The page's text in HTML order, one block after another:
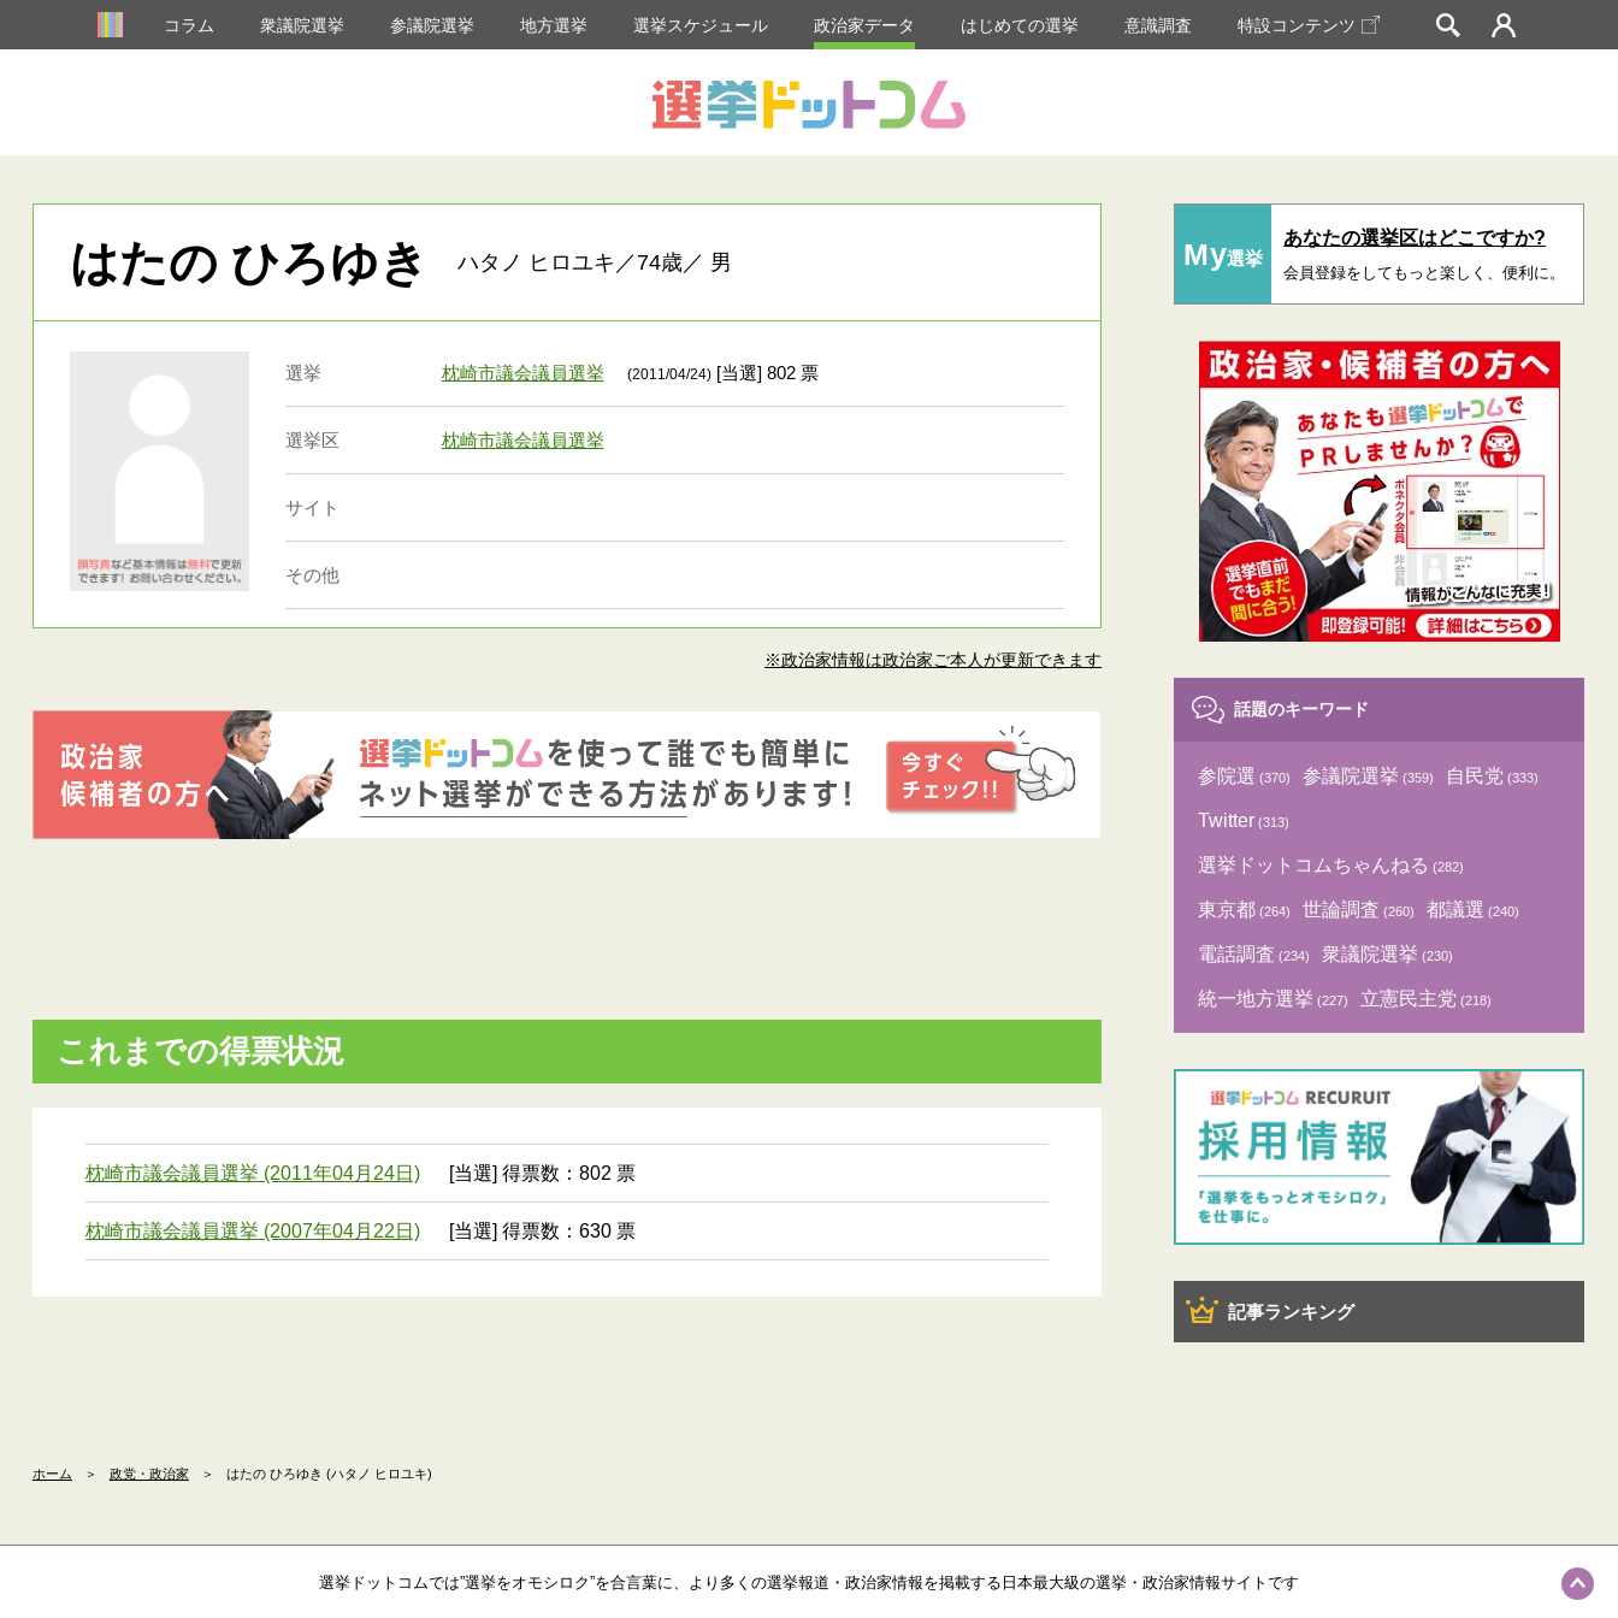
コラム 衆議院選挙 参議院選挙 地方選挙 選挙スケジュール 政治家データ はじめての選挙 意識調査 特設コンテンツ
はたの ひろゆき ハタノ ヒロユキ／74歳／ 男
選挙 枕崎市議会議員選挙 (2011/04/24)[当選] 802 票
選挙区 枕崎市議会議員選挙
サイト
その他
※政治家情報は政治家ご本人が更新できます
これまでの得票状況
枕崎市議会議員選挙 (2011年04月24日) [当選] 得票数：802 票
枕崎市議会議員選挙 (2007年04月22日) [当選] 得票数：630 票
My選挙
あなたの選挙区はどこですか?
会員登録をしてもっと楽しく、便利に。
話題のキーワード
参院選 (370) 参議院選挙 (359) 自民党 (333)
Twitter (313)
選挙ドットコムちゃんねる (282)
東京都 (264) 世論調査 (260) 都議選 (240)
電話調査 (234) 衆議院選挙 (230)
統一地方選挙 (227) 立憲民主党 (218)
記事ランキング
ホーム ＞ 政党・政治家 ＞ はたの ひろゆき (ハタノ ヒロユキ)
選挙ドットコムでは”選挙をオモシロク”を合言葉に、より多くの選挙報道・政治家情報を掲載する日本最大級の選挙・政治家情報サイトです